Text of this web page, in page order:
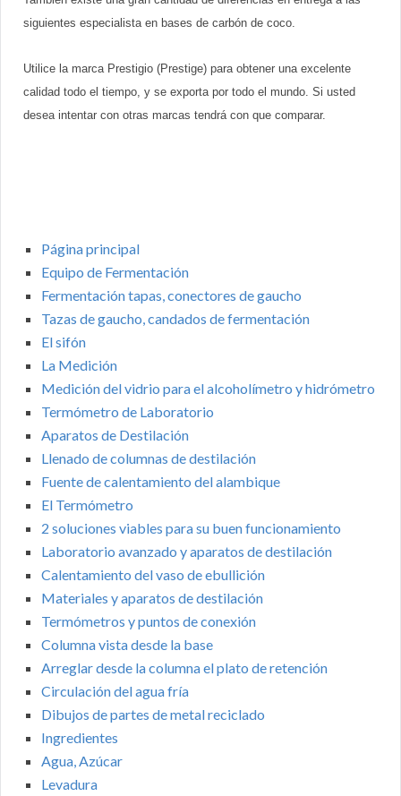
siguientes especialista en bases de carbón de coco.
Utilice la marca Prestigio (Prestige) para obtener una excelente
calidad todo el tiempo, y se exporta por todo el mundo. Si usted
desea intentar con otras marcas tendrá con que comparar.
Página principal
Equipo de Fermentación
Fermentación tapas, conectores de gaucho
Tazas de gaucho, candados de fermentación
El sifón
La Medición
Medición del vidrio para el alcoholímetro y hidrómetro
Termómetro de Laboratorio
Aparatos de Destilación
Llenado de columnas de destilación
Fuente de calentamiento del alambique
El Termómetro
2 soluciones viables para su buen funcionamiento
Laboratorio avanzado y aparatos de destilación
Calentamiento del vaso de ebullición
Materiales y aparatos de destilación
Termómetros y puntos de conexión
Columna vista desde la base
Arreglar desde la columna el plato de retención
Circulación del agua fría
Dibujos de partes de metal reciclado
Ingredientes
Agua, Azúcar
Levadura